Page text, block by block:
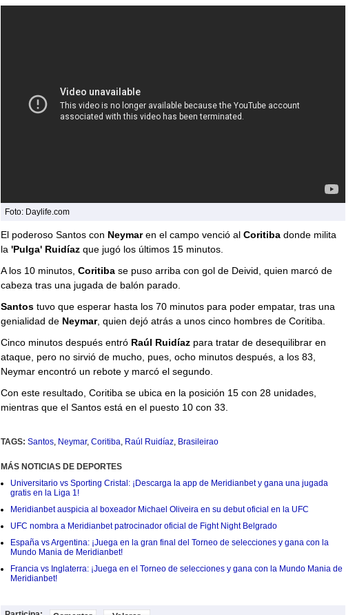
Foto: Daylife.com
El poderoso Santos con Neymaren el campo venció al Coritibadonde milita
la 'Pulga' Ruidíazque jugó los últimos 15 minutos.
A los 10 minutos, Coritibase puso arriba con gol de Deivid, quien marcó de
cabeza tras una jugada de balón parado.
Santostuvo que esperar hasta los 70 minutos para poder empatar, tras una
genialidad de Neymar, quien dejó atrás a unos cinco hombres de Coritiba.
Cinco minutos después entróRaúl Ruidíazpara tratar de desequilibrar en
ataque, pero no sirvió de mucho, pues, ocho minutos después, a los 83,
Neymar encontró un rebote y marcó el segundo.
Con este resultado, Coritiba se ubica en la posición 15 con 28 unidades,
mientras que el Santos está en el puesto 10 con 33.
TAGS: Santos, Neymar, Coritiba, Raúl Ruidíaz, Brasileirao
MÁS NOTICIAS DE DEPORTES
Universitario vs Sporting Cristal: ¡Descarga la app de Meridianbet y gana una jugada
gratis en la Liga 1!
Meridianbet auspicia al boxeador Michael Oliveira en su debut oficial en la UFC
UFC nombra a Meridianbet patrocinador oficial de Fight Night Belgrado
España vs Argentina: ¡Juega en la gran final del Torneo de selecciones y gana con la
Mundo Mania de Meridianbet!
Francia vs Inglaterra: ¡Juega en el Torneo de selecciones y gana con la Mundo Mania de
Meridianbet!